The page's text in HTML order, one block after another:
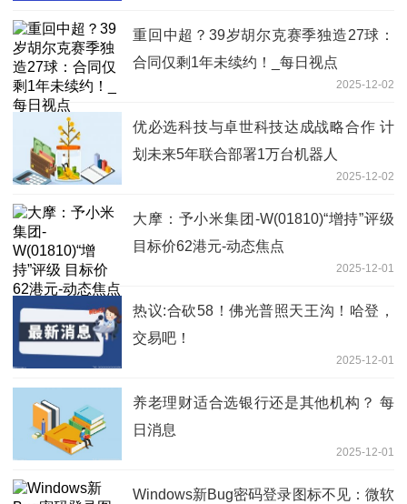
重回中超？39岁胡尔克赛季独造27球：
合同仅剩1年未续约！_每日视点
2025-12-02
优必选科技与卓世科技达成战略合作 计
划未来5年联合部署1万台机器人
2025-12-02
大摩：予小米集团-W(01810)“增持”评级
目标价62港元-动态焦点
2025-12-01
热议:合砍58！佛光普照天王沟！哈登，
交易吧！
2025-12-01
养老理财适合选银行还是其他机构？ 每
日消息
2025-12-01
Windows新Bug密码登录图标不见：微软